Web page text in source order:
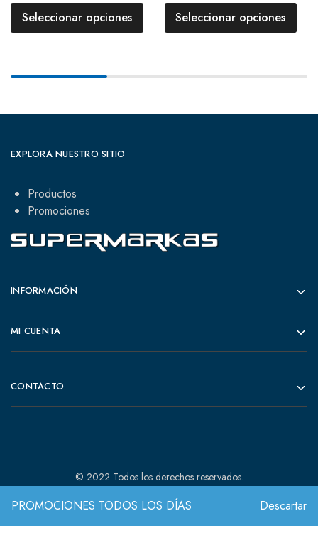
PROMOCIONES TODOS LOS DÍAS Descartar
Seleccionar opciones Seleccionar opciones
EXPLORA NUESTRO SITIO
Productos
Promociones
INFORMACIÓN
MI CUENTA
CONTACTO
© 2022 Todos los derechos reservados.